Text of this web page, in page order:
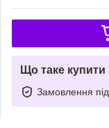
Що таке
Замовлення